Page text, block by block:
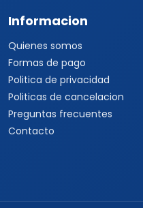
Mediterráneo
Cruceros Islas Griegas
Cruceros por Sudamérica
Cruceros por Asia
Cruceros por Alaska
Informacion
Politicas de cancelacion